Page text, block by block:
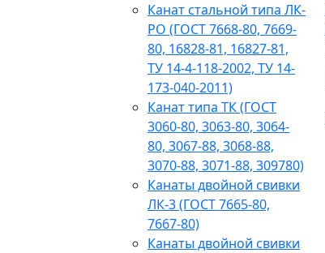
Канат стальной типа ЛК-
РО (ГОСТ 7668-80, 7669-
80, 16828-81, 16827-81,
ТУ 14-4-118-2002, ТУ 14-
173-040-2011)
Канат типа ТК (ГОСТ
3060-80, 3063-80, 3064-
80, 3067-88, 3068-88,
3070-88, 3071-88, 309780)
Канаты двойной свивки
ЛК-3 (ГОСТ 7665-80,
7667-80)
Канаты двойной свивки